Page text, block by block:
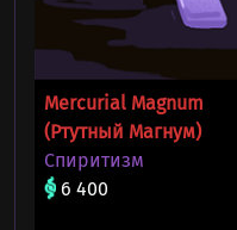
Mercurial Magnum
(Ртутный Магнум)
Спиритизм
6 400